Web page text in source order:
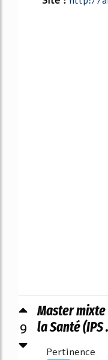
9
Master
la Santé (IPS
Pertinence